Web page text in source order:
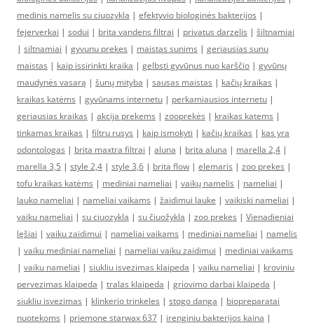
medinis namelis su ciuozykla | efektyvio biologinės bakterijos |
fejerverkai | sodui | brita vandens filtrai | privatus darzelis | šiltnamiai
| siltnamiai | gyvunu prekes | maistas sunims | geriausias sunu
maistas | kaip issirinkti kraika | gelbsti gyvūnus nuo karščio | gyvūnų
maudynės vasarą | šunų mityba | sausas maistas | kačių kraikas |
kraikas katėms | gyvūnams internetu | perkamiausios internetu |
geriausias kraikas | akcija prekems | zooprekės | kraikas katems |
tinkamas kraikas | filtru rusys | kaip ismokyti | kačių kraikas | kas yra
odontologas | brita maxtra filtrai | aluna | brita aluna | marella 2,4 |
marella 3,5 | style 2,4 | style 3,6 | brita flow | elemaris | zoo prekes |
tofu kraikas katėms | mediniai nameliai | vaikų namelis | nameliai |
lauko nameliai | nameliai vaikams | žaidimui lauke | vaikiski nameliai |
vaiku nameliai | su ciuozykla | su čiuožykla | zoo prekes | Vienadieniai
lęšiai | vaiku zaidimui | nameliai vaikams | mediniai nameliai | namelis
| vaiku mediniai nameliai | nameliai vaiku zaidimui | mediniai vaikams
| vaiku nameliai | siukliu isvezimas klaipeda | vaiku nameliai | kroviniu
pervezimas klaipeda | tralas klaipeda | griovimo darbai klaipeda |
siukliu isvezimas | klinkerio trinkeles | stogo danga | biopreparatai
nuotekoms | priemone starwax 637 | irenginiu bakterijos kaina |